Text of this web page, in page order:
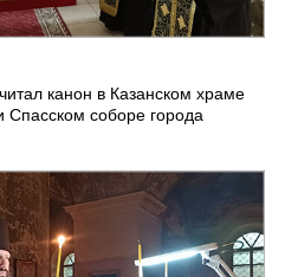
канон в Казанском храме
Спасском соборе города